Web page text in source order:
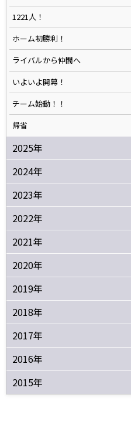
1221人！
ホーム初勝利！
ライバルから仲間へ
いよいよ開幕！
チーム始動！！
帰省
2025年
2024年
2023年
2022年
2021年
2020年
2019年
2018年
2017年
2016年
2015年